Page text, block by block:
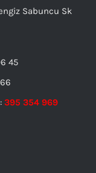
Sabuncu Sk
45
395 354 969